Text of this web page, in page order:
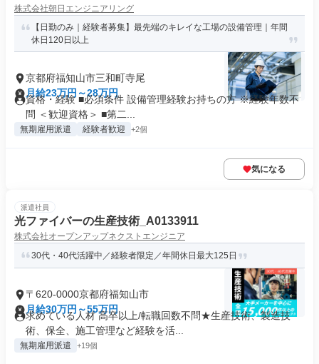
株式会社朝日エンジニアリング
【日勤のみ｜経験者募集】最先端のキレイな工場の設備管理｜年間
休日120日以上
京都府福知山市三和町寺尾
月給23万円～28万円
資格・経験 ■必須条件 設備管理経験お持ちの方 ※経験年数不
問 ＜歓迎資格＞ ■第二...
無期雇用派遣 経験者歓迎 +2個
気になる
派遣社員
光ファイバーの生産技術_A0133911
株式会社オープンアップネクストエンジニア
30代・40代活躍中／経験者限定／年間休日最大125日
〒620-0000京都府福知山市
月給30万円～55万円
求めている人材 高卒以上/転職回数不問★生産技術、製造技
術、保全、施工管理など経験を活...
無期雇用派遣 +19個